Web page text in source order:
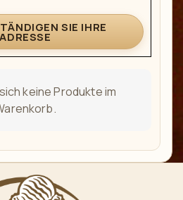
SIE IHRE
ADRESSE
keine Produkte im